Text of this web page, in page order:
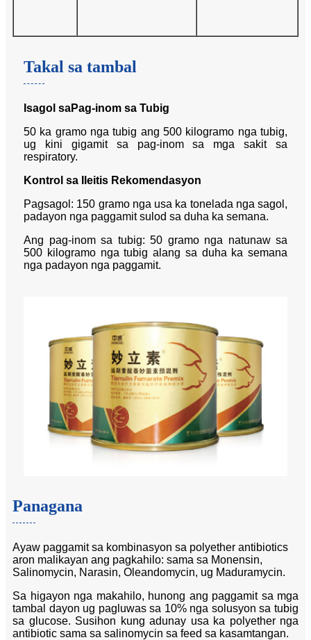
Takal sa tambal
Isagol saPag-inom sa Tubig
50 ka gramo nga tubig ang 500 kilogramo nga tubig,
ug kini gigamit sa pag-inom sa mga sakit sa
respiratory.
Kontrol sa Ileitis Rekomendasyon
Pagsagol: 150 gramo nga usa ka tonelada nga sagol,
padayon nga paggamit sulod sa duha ka semana.
Ang pag-inom sa tubig: 50 gramo nga natunaw sa
500 kilogramo nga tubig alang sa duha ka semana
nga padayon nga paggamit.
Panagana
Ayaw paggamit sa kombinasyon sa polyether antibiotics
aron malikayan ang pagkahilo: sama sa Monensin,
Salinomycin, Narasin, Oleandomycin, ug Maduramycin.
Sa higayon nga makahilo, hunong ang paggamit sa mga
tambal dayon ug pagluwas sa 10% nga solusyon sa tubig
sa glucose. Susihon kung adunay usa ka polyether nga
antibiotic sama sa salinomycin sa feed sa kasamtangan.